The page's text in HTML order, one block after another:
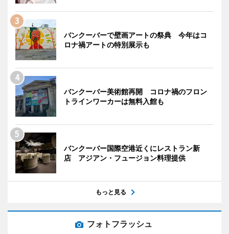
バンクーバーで壁画アートの祭典 今年はコ
ロナ禍アートの特別展示も
バンクーバー美術館再開 コロナ禍のフロン
トラインワーカーは無料入館も
バンクーバー国際空港近くにレストラン新
店 アジアン・フュージョン料理提供
もっと見る
フォトフラッシュ